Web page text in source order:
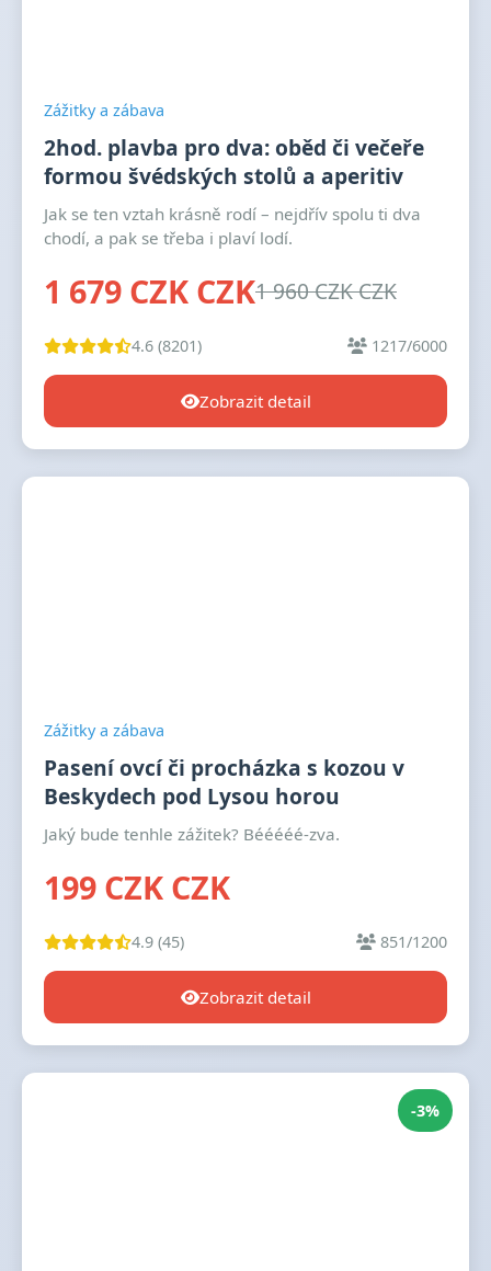
Zážitky a zábava
2hod. plavba pro dva: oběd či večeře
formou švédských stolů a aperitiv
Jak se ten vztah krásně rodí – nejdřív spolu ti dva
chodí, a pak se třeba i plaví lodí.
1 679 CZK CZK1 960 CZK CZK
4.6 (8201) 1217/6000
Zobrazit detail
Zážitky a zábava
Pasení ovcí či procházka s kozou v
Beskydech pod Lysou horou
Jaký bude tenhle zážitek? Bééééé-zva.
199 CZK CZK
4.9 (45) 851/1200
Zobrazit detail
-3%